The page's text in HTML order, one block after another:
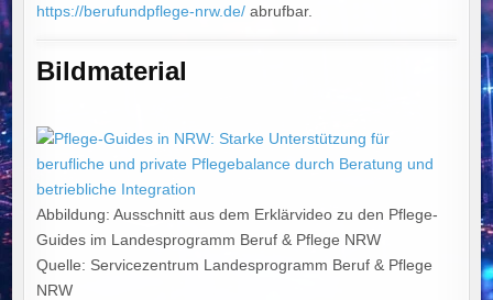
https://berufundpflege-nrw.de/ abrufbar.
Bildmaterial
Abbildung: Ausschnitt aus dem Erklärvideo zu den Pflege-
Guides im Landesprogramm Beruf & Pflege NRW
Quelle: Servicezentrum Landesprogramm Beruf & Pflege
NRW